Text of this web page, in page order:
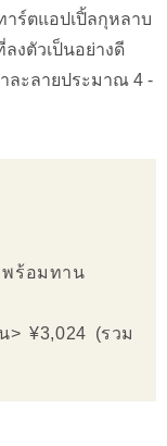
ร์ตแอปเปิ้ลกุหลาบ
งตัวเป็นอย่างดี
ละลายประมาณ 4 -
พร้อมทาน
> ¥3,024 (รวม